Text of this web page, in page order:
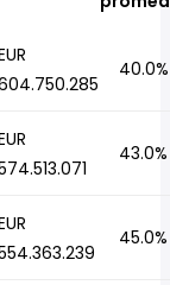
40.0%
43.0%
45.0%